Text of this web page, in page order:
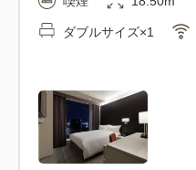
ダブルサイズ×1